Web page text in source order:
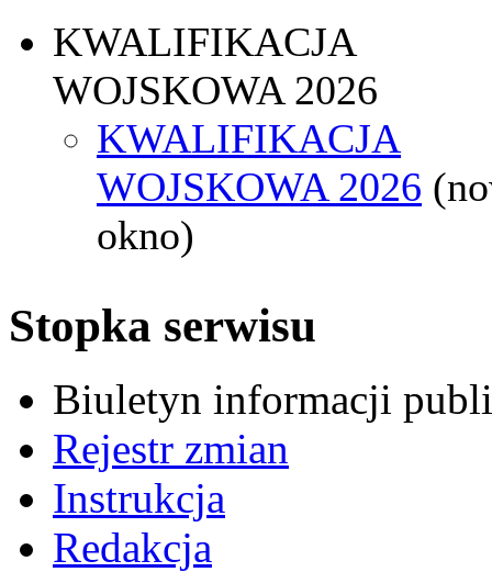
KWALIFIKACJA
WOJSKOWA 2026
KWALIFIKACJA
WOJSKOWA 2026
okno)
Stopka serwisu
Biuletyn informacji
Rejestr zmian
Instrukcja
Redakcja